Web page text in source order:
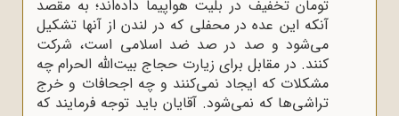
تومان تخفیف در بلیت هواپیما داده‌اند؛ به مقصد
آنکه این عده در محفلى که در لندن از آنها تشکیل
مى‌شود و صد در صد ضد اسلامى است، شرکت
کنند. در مقابل براى زیارت حجاج بیت‌الله الحرام چه
مشکلات که ایجاد نمى‌کنند و چه اجحافات و خرج
‌تراشی‌ها که نمى‌شود. آقایان باید توجه فرمایند که